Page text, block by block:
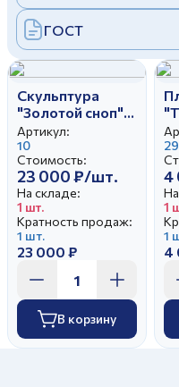
ГОСТ
Скульптура
"Золотой сноп"
автор
Малышева Н.А.
Артикул:
10
Стоимость:
23 000 ₽/шт.
На складе:
1 шт.
Кратность продаж:
1 шт.
23 000 ₽
В корзину
29
4
1
1
4